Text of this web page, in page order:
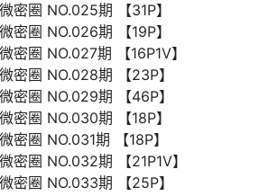
密圈 NO.025期 【31P】
密圈 NO.026期 【19P】
密圈 NO.027期 【16P1V】
密圈 NO.028期 【23P】
密圈 NO.029期 【46P】
密圈 NO.030期 【18P】
密圈 NO.031期 【18P】
密圈 NO.032期 【21P1V】
密圈 NO.033期 【25P】